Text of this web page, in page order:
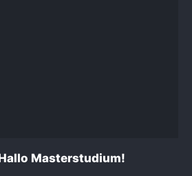
Masterstudium!